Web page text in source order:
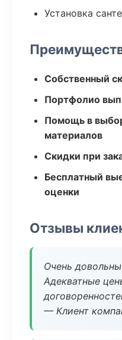
Установка
Собственный
Портфолио
Помощь в
материалов
Скидки при
Бесплатный
оценки
Отзывы
Очень
Адекватные
— Клиент